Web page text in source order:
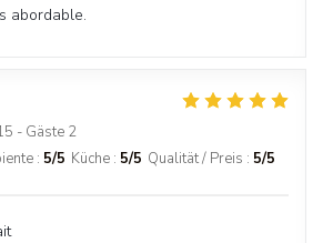
abordable.
- Gäste 2
: 5/5 Küche : 5/5 Qualität / Preis : 5/5